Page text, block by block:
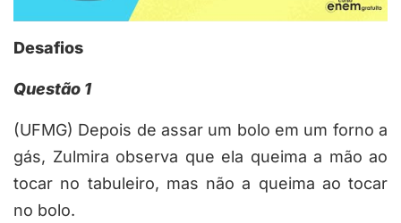
Desafios
Questão 1
(UFMG) Depois de assar um bolo em um forno a
gás, Zulmira observa que ela queima a mão ao
tocar no tabuleiro, mas não a queima ao tocar
no bolo.